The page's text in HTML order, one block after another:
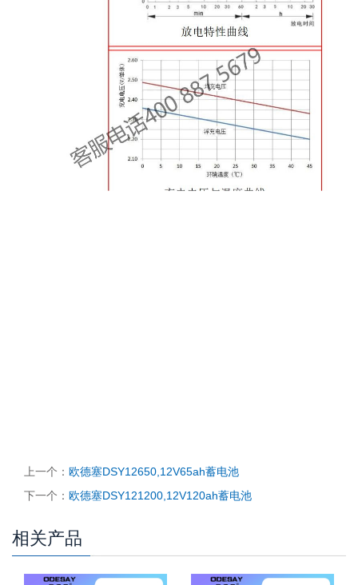
上一个： 欧德塞DSY12650,12V65ah蓄电池
下一个： 欧德塞DSY121200,12V120ah蓄电池
相关产品